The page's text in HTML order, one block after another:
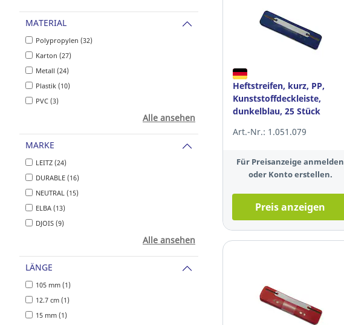
MATERIAL
Polypropylen (32)
Karton (27)
Metall (24)
Plastik (10)
PVC (3)
Alle ansehen
MARKE
LEITZ (24)
DURABLE (16)
NEUTRAL (15)
ELBA (13)
DJOIS (9)
Alle ansehen
LÄNGE
105 mm (1)
12.7 cm (1)
15 mm (1)
Heftstreifen, kurz, PP,
Kunststoffdeckleiste,
dunkelblau, 25 Stück
Art.-Nr.: 1.051.079
Für Preisanzeige anmelden
oder Konto erstellen.
Preis anzeigen